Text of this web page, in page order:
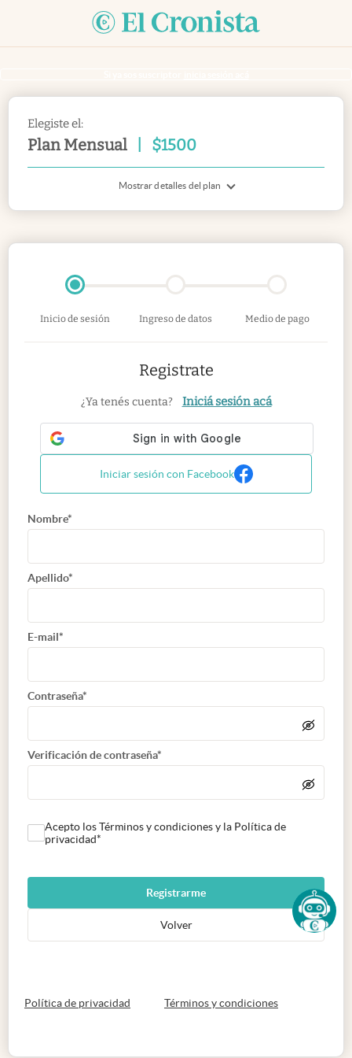
Elegiste el:
Plan Mensual $1500
Mostrar detalles del plan
Inicio de sesión Ingreso de datos Medio de pago
Registrate
¿Ya tenés cuenta? Iniciá sesión acá
Iniciar sesión con Facebook
Nombre*
Apellido*
E-mail*
Contraseña*
Verificación de contraseña*
Acepto los Términos y condiciones y la Política de
privacidad*
Registrarme
Volver
Política de privacidad abre en nueva pestaña
Términos y condicionesabre en nueva